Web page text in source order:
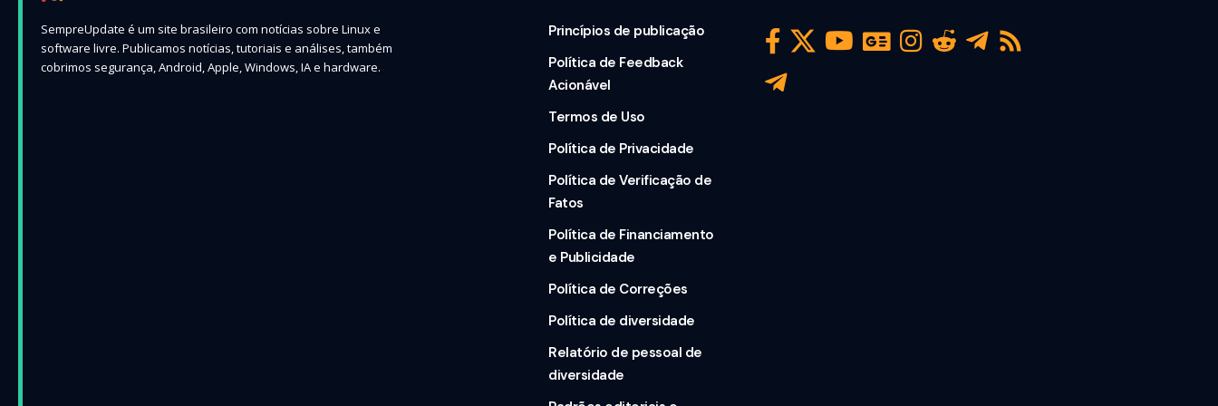
SempreUpdate é um site brasileiro com notícias sobre Linux e
software livre. Publicamos notícias, tutoriais e análises, também
cobrimos segurança, Android, Apple, Windows, IA e hardware.
Princípios de publicação
Política de Feedback
Acionável
Termos de Uso
Política de Privacidade
Política de Verificação de
Fatos
Política de Financiamento
e Publicidade
Política de Correções
Política de diversidade
Relatório de pessoal de
diversidade